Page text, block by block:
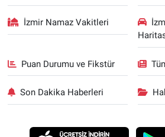
İzmir Namaz Vakitleri
Puan Durumu ve Fikstür
Son Dakika Haberleri